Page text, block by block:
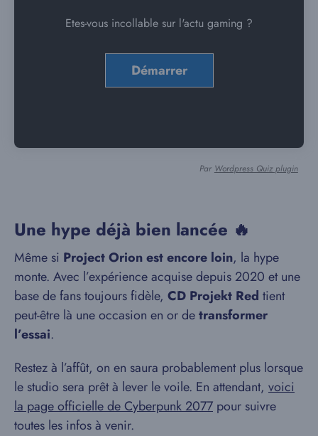
Etes-vous incollable sur l'actu gaming ?
Par Wordpress Quiz plugin
Une hype déjà bien lancée 🔥
Même si Project Orion est encore loin, la hype
monte. Avec l’expérience acquise depuis 2020 et une
base de fans toujours fidèle, CD Projekt Red tient
peut-être là une occasion en or detransformer
l’essai.
Restez à l’affût, on en saura probablement plus lorsque
le studio sera prêt à lever le voile. En attendant, voici
la page officielle de Cyberpunk 2077 pour suivre
toutes les infos à venir.